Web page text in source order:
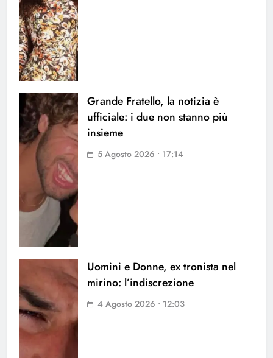
Grande Fratello, la notizia è
ufficiale: i due non stanno più
insieme
5 Agosto 2026 • 17:14
Uomini e Donne, ex tronista nel
mirino: l’indiscrezione
4 Agosto 2026 • 12:03